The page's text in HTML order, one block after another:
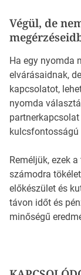
Végül, de
Ha egy nyomda
elvárásaidnak,
kapcsolatot,
nyomda
kulcsfontosságú
Reméljük, ezek
számodra
előkészület és
távon időt és
minőségű